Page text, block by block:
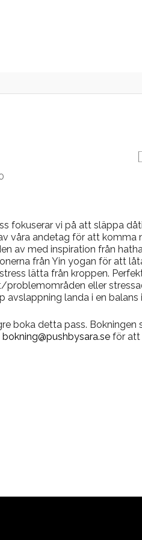
fokuserar vi på att släppa
våra andetag för att komma
av med inspiration från
från Yin yogan för att
lätta från kroppen.
problemområden eller
avslappning landa i en balans
boka detta pass.
bokning@pushbysara.se för att